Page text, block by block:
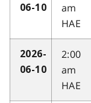
06-10
am
HAE
2026-
06-10
2:00
am
HAE